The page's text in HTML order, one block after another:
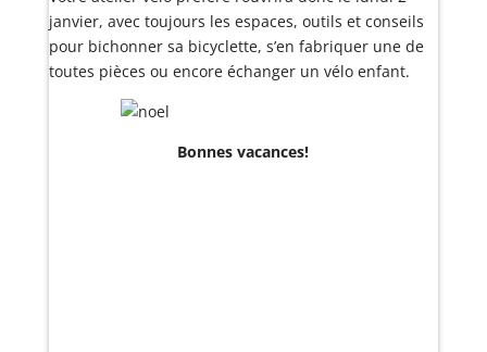
janvier, avec toujours les espaces, outils et conseils
pour bichonner sa bicyclette, s’en fabriquer une de
toutes pièces ou encore échanger un vélo enfant.
Bonnes vacances!